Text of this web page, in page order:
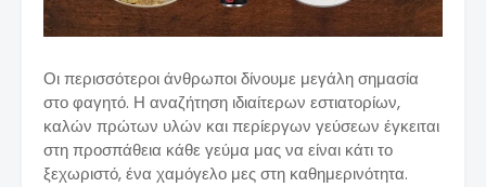
Οι περισσότεροι άνθρωποι δίνουμε μεγάλη σημασία
στο φαγητό. Η αναζήτηση ιδιαίτερων εστιατορίων,
καλών πρώτων υλών και περίεργων γεύσεων έγκειται
στη προσπάθεια κάθε γεύμα μας να είναι κάτι το
ξεχωριστό, ένα χαμόγελο μες στη καθημερινότητα.